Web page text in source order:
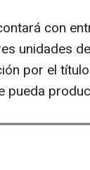
con
unidades
por el
pueda